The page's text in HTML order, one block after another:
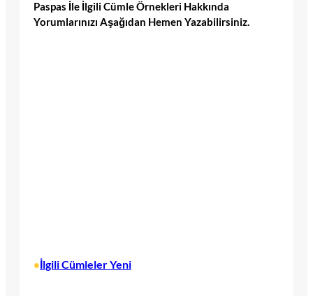
Paspas İle İlgili Cümle Örnekleri Hakkında
Yorumlarınızı Aşağıdan Hemen Yazabilirsiniz.
•İlgili Cümleler Yeni